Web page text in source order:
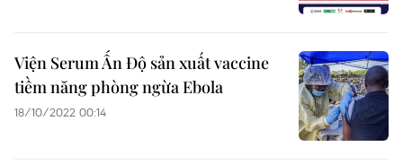
Viện Serum Ấn Độ sản xuất vaccine
tiềm năng phòng ngừa Ebola
18/10/2022 00:14